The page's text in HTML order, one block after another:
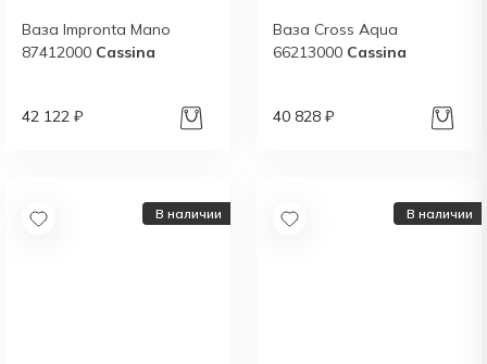
Ваза Impronta Mano
87412000 Cassina
42 122 ₽
Ваза Cross Aqua
66213000 Cassina
40 828 ₽
В наличии В наличии